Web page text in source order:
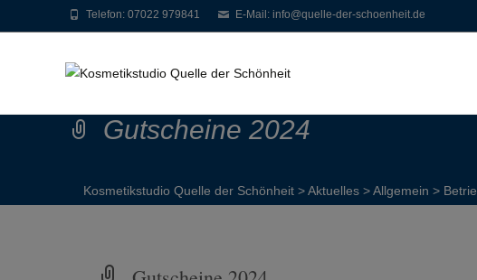
Telefon: 07022 979841 E-Mail: info@quelle-der-schoenheit.de
Gutscheine 2024
Kosmetikstudio Quelle der Schönheit >Aktuelles >Allgemein >